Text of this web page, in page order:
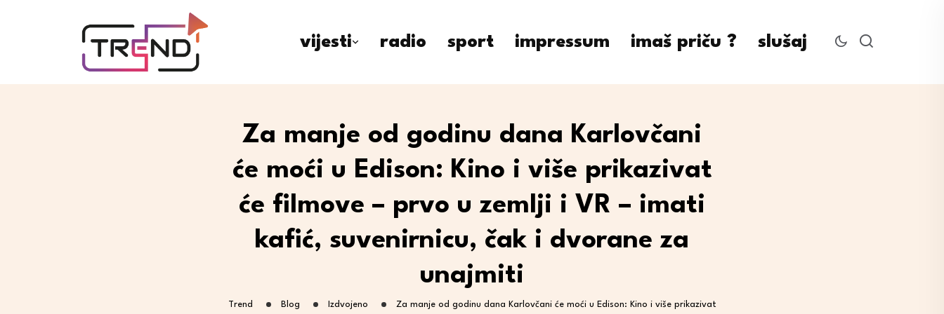
vijesti radio sport impressum imaš priču ? slušaj
Za manje od godinu dana Karlovčani
će moći u Edison: Kino i više prikazivat
će filmove – prvo u zemlji i VR – imati
kafić, suvenirnicu, čak i dvorane za
unajmiti
Trend Blog Izdvojeno Za manje od godinu dana Karlovčani će moći u Edison: Kino i više prikazivat